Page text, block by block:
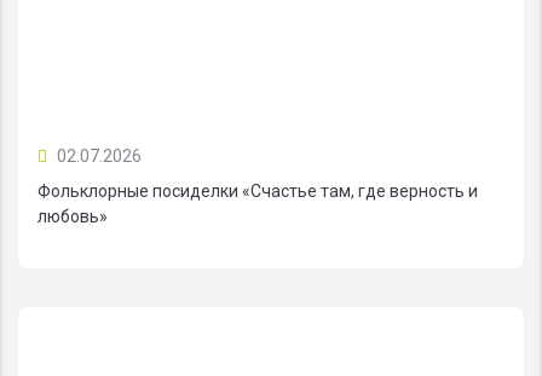
02.07.2026
Фольклорные посиделки «Счастье там, где верность и
любовь»